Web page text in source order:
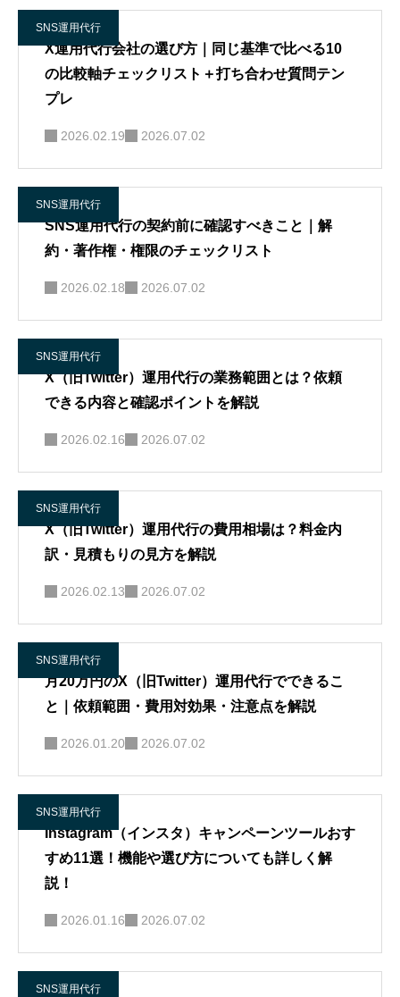
SNS運用代行
X運用代行会社の選び方｜同じ基準で比べる10
の比較軸チェックリスト＋打ち合わせ質問テン
プレ
2026.02.19 2026.07.02
SNS運用代行
SNS運用代行の契約前に確認すべきこと｜解
約・著作権・権限のチェックリスト
2026.02.18 2026.07.02
SNS運用代行
X（旧Twitter）運用代行の業務範囲とは？依頼
できる内容と確認ポイントを解説
2026.02.16 2026.07.02
SNS運用代行
X（旧Twitter）運用代行の費用相場は？料金内
訳・見積もりの見方を解説
2026.02.13 2026.07.02
SNS運用代行
月20万円のX（旧Twitter）運用代行でできるこ
と｜依頼範囲・費用対効果・注意点を解説
2026.01.20 2026.07.02
SNS運用代行
Instagram（インスタ）キャンペーンツールおす
すめ11選！機能や選び方についても詳しく解
説！
2026.01.16 2026.07.02
SNS運用代行